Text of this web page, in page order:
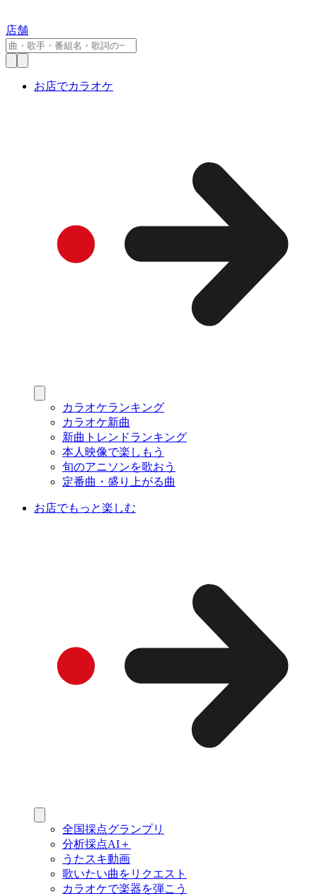
店舗
お店でカラオケ
カラオケランキング
カラオケ新曲
新曲トレンドランキング
本人映像で楽しもう
旬のアニソンを歌おう
定番曲・盛り上がる曲
お店でもっと楽しむ
全国採点グランプリ
分析採点AI＋
うたスキ動画
歌いたい曲をリクエスト
カラオケで楽器を弾こう